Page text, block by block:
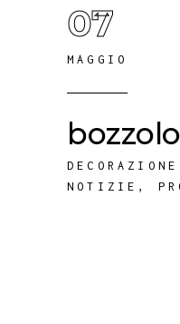
07
MAGGIO
bozzolo
DECORAZIONE
NOTIZIE ,